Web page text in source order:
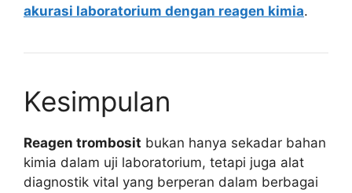
akurasi laboratorium dengan reagen kimia.
Kesimpulan
Reagen trombosit bukan hanya sekadar bahan
kimia dalam uji laboratorium, tetapi juga alat
diagnostik vital yang berperan dalam berbagai